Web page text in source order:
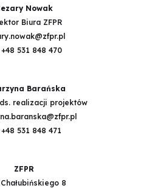
Nowak
Biura ZFPR
+48 531 848 470
Barańska
realizacji projektów
+48 531 848 471
ZFPR
Chałubińskiego 8